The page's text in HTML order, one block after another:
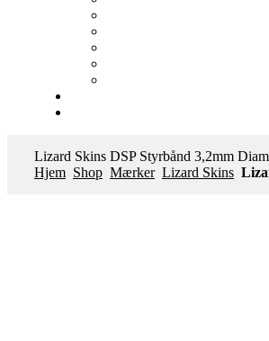
Lizard Skins DSP Styrbånd 3,2mm
Hjem Shop Mærker Lizard Skins